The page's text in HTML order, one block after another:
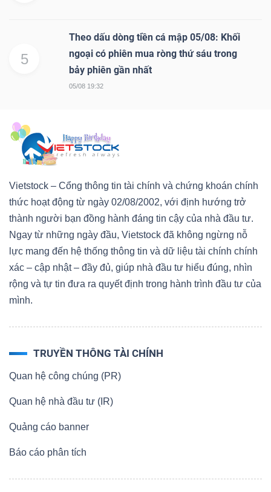
5
Theo dấu dòng tiền cá mập 05/08: Khối
ngoại có phiên mua ròng thứ sáu trong
bảy phiên gần nhất
05/08 19:32
Vietstock – Cổng thông tin tài chính và chứng khoán chính
thức hoạt động từ ngày 02/08/2002, với định hướng trở
thành người bạn đồng hành đáng tin cậy của nhà đầu tư.
Ngay từ những ngày đầu, Vietstock đã không ngừng nỗ
lực mang đến hệ thống thông tin và dữ liệu tài chính chính
xác – cập nhật – đầy đủ, giúp nhà đầu tư hiểu đúng, nhìn
rộng và tự tin đưa ra quyết định trong hành trình đầu tư của
mình.
TRUYỀN THÔNG TÀI CHÍNH
Quan hệ công chúng (PR)
Quan hệ nhà đầu tư (IR)
Quảng cáo banner
Báo cáo phân tích